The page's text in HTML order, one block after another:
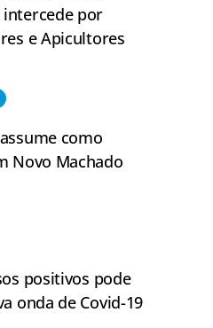
intercede por
e Apicultores
como
Novo Machado
positivos pode
onda de Covid-19